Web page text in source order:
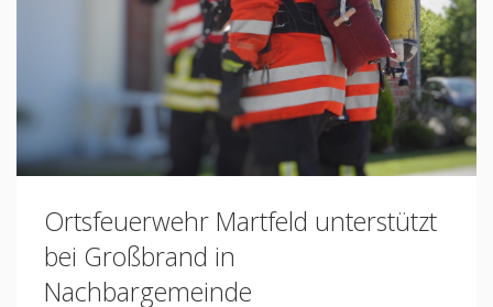
Ortsfeuerwehr Martfeld unterstützt
bei Großbrand in
Nachbargemeinde